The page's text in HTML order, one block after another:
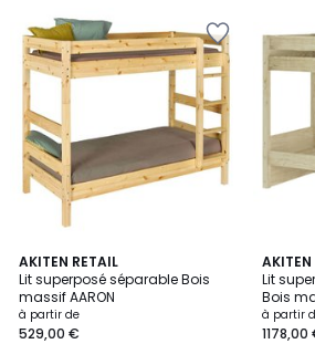
AKITEN RETAIL
Lit superposé séparable Bois
massif AARON
à partir de
529,00 €
4,8
/ 5
3
Couleurs
AKITEN
Lit
à partir
1178,00
2